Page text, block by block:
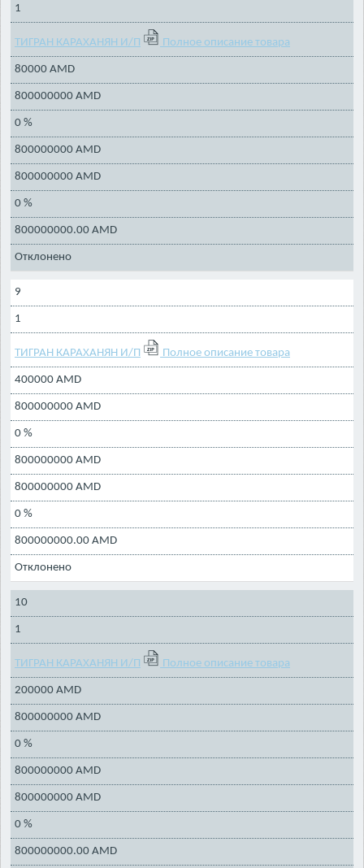
1
ТИГРАН КАРАХАНЯН И/П Полное описание товара
80000 AMD
800000000 AMD
0 %
800000000 AMD
800000000 AMD
0 %
800000000.00 AMD
Отклонено
9
1
ТИГРАН КАРАХАНЯН И/П Полное описание товара
400000 AMD
800000000 AMD
0 %
800000000 AMD
800000000 AMD
0 %
800000000.00 AMD
Отклонено
10
1
ТИГРАН КАРАХАНЯН И/П Полное описание товара
200000 AMD
800000000 AMD
0 %
800000000 AMD
800000000 AMD
0 %
800000000.00 AMD